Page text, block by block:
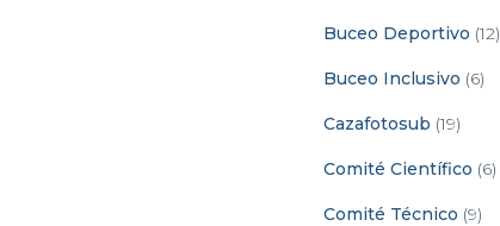
Buceo Deportivo (12)
Buceo Inclusivo (6)
Cazafotosub (19)
Comité Científico (6)
Comité Técnico (9)